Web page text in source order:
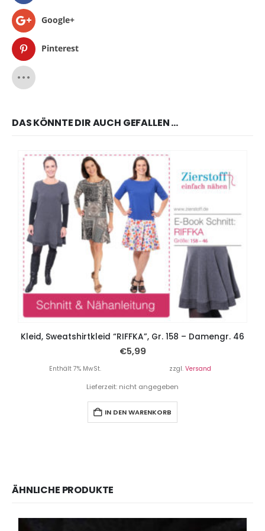
Google+
Pinterest
DAS KÖNNTE DIR AUCH GEFALLEN …
Kleid, Sweatshirtkleid “RIFFKA”, Gr. 158 – Damengr. 46
€5,99
Enthält 7% MwSt. zzgl. Versand
Lieferzeit: nicht angegeben
IN DEN WARENKORB
ÄHNLICHE PRODUKTE